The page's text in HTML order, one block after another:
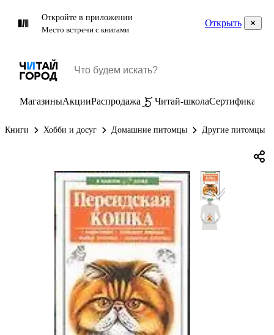
Откройте в приложении
Место встречи с книгами
Открыть
МагазиныАкцииРаспродажа Читай-школаСертификаты
Книги Хобби и досуг Домашние питомцы Другие питомцы